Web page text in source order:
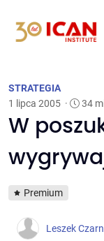
STRATEGIA
1 lipca 2005 · 34
W
Premium
Leszek